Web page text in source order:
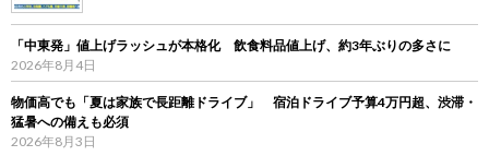
「中東発」値上げラッシュが本格化 飲食料品値上げ、約3年ぶりの多さに
2026年8月4日
物価高でも「夏は家族で長距離ドライブ」 宿泊ドライブ予算4万円超、渋滞・
猛暑への備えも必須
2026年8月3日